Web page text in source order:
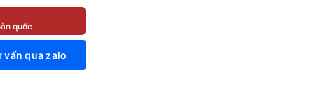
quốc
vấn qua zalo